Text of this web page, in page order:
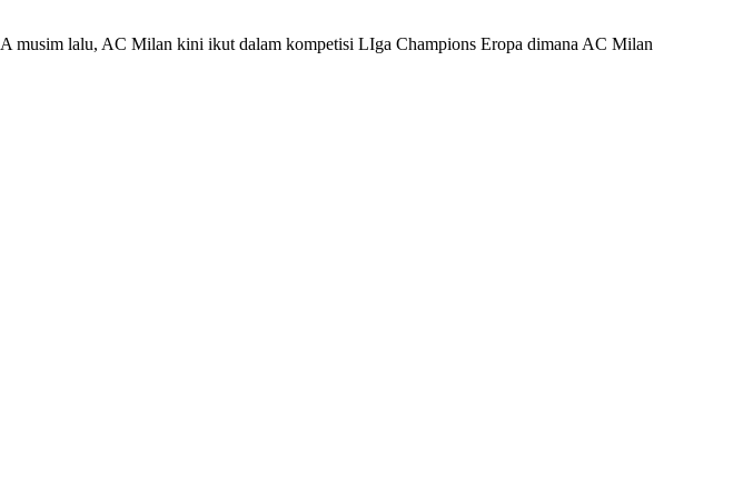
musim lalu, AC Milan kini ikut dalam kompetisi LIga Champions Eropa dimana AC Milan